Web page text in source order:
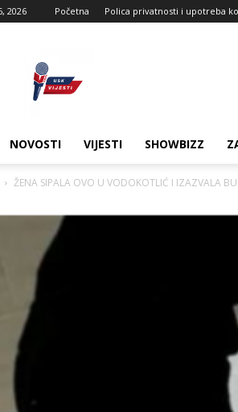
2026 Početna Polica privatnosti i upotreba
NOVOSTI VIJESTI SHOWBIZZ
ŽENA SIPALA OVO U VODOKOTLIĆ I IZAZVALA